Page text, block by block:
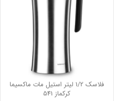
فلاسك 1/2 ليتر استيل مات ماكسيما
کرکماز 541